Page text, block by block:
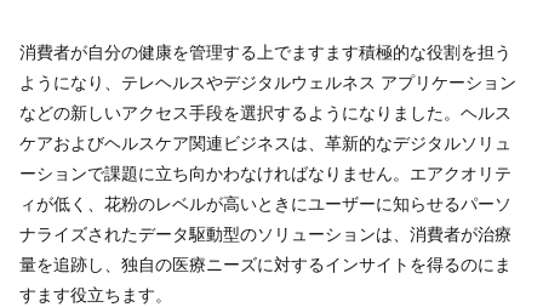
消費者が自分の健康を管理する上でますます積極的な役割を担う
ようになり、テレヘルスやデジタルウェルネス アプリケーション
などの新しいアクセス手段を選択するようになりました。ヘルス
ケアおよびヘルスケア関連ビジネスは、革新的なデジタルソリュ
ーションで課題に立ち向かわなければなりません。エアクオリテ
ィが低く、花粉のレベルが高いときにユーザーに知らせるパーソ
ナライズされたデータ駆動型のソリューションは、消費者が治療
量を追跡し、独自の医療ニーズに対するインサイトを得るのにま
すます役立ちます。